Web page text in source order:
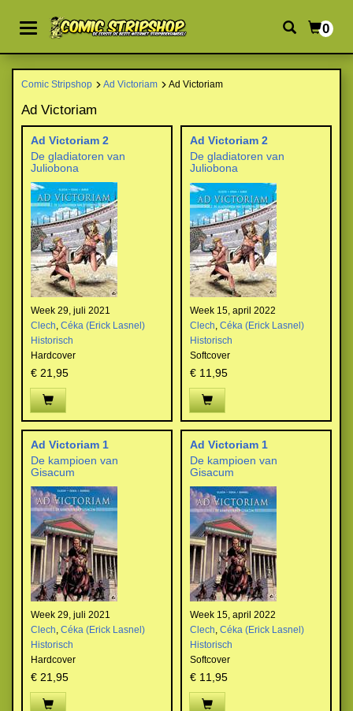
0
Comic Stripshop Ad Victoriam Ad Victoriam
Ad Victoriam
Ad Victoriam 2
De gladiatoren van
Juliobona
Week 29, juli 2021
Clech, Céka (Erick Lasnel)
Historisch
Hardcover
€ 21,95
Ad Victoriam 2
De gladiatoren van
Juliobona
Week 15, april 2022
Clech, Céka (Erick Lasnel)
Historisch
Softcover
€ 11,95
Ad Victoriam 1
De kampioen van
Gisacum
Week 29, juli 2021
Clech, Céka (Erick Lasnel)
Historisch
Hardcover
€ 21,95
Ad Victoriam 1
De kampioen van
Gisacum
Week 15, april 2022
Clech, Céka (Erick Lasnel)
Historisch
Softcover
€ 11,95